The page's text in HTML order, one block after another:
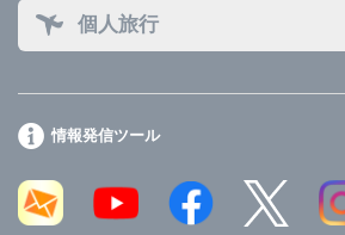
個人旅行
情報発信ツール